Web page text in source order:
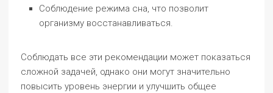
Соблюдение режима сна, что позволит
организму восстанавливаться.
Соблюдать все эти рекомендации может показаться
сложной задачей, однако они могут значительно
повысить уровень энергии и улучшить общее